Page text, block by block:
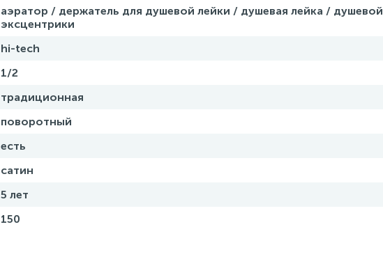
аэратор / держатель для душевой лейки / душевая лейка /
эксцентрики
hi-tech
1/2
традиционная
поворотный
есть
сатин
5 лет
150